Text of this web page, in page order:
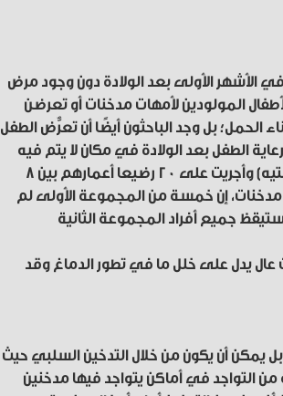
الأشهر الأولى بعد الولادة دون وجود مرض
المولودين لأمهات مدخنات أو تعرضن
الحمل؛ بل وجد الباحثون أيضًا أن تعرُّض الطفل
الطفل بعد الولادة في مكان لا يتم فيه
تدخين السجائر. وفي هذا الصدد بينت دراسة نشرتها صحيفة (لو جورنال سانتيه) وأجريت على 20 رضيعا أعمارهم بين 8
مدخنات، إن خمسة من المجموعة الأولى لم
جميع أفراد المجموعة الثانية
يدل على خلل ما في تطور الدماغ وقد
يمكن أن يكون من خلال التدخين السلبي حيث
من التواجد في أماكن يتواجد فيها مدخنين